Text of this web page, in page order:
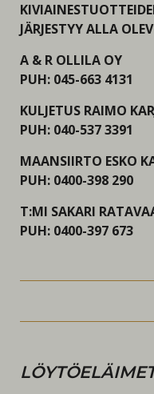
JÄRJESTYY ALLA
A & R OLLILA OY
PUH: 045-663 4131
KULJETUS RAIMO
PUH: 040-537 3391
MAANSIIRTO ESKO
PUH: 0400-398 290
T:MI SAKARI
PUH: 0400-397 673
LÖYTÖ